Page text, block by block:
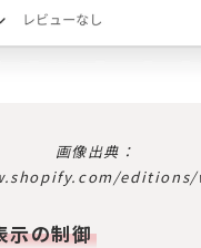
画像出典：
editions/
示の制御